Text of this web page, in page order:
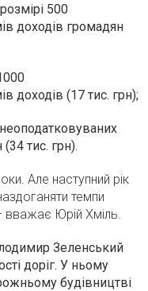
500
доходів громадян
доходів (17 тис. грн);
тис. грн).
Але наступний рік
темпи
вважає Юрій Хміль.
Зеленський
доріг. У ньому
будівництві